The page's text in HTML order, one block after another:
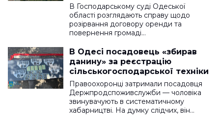
В Господарському суді Одеської
області розглядають справу щодо
розірвання договору оренди та
повернення громаді…
В Одесі посадовець «збирав
данину» за реєстрацію
сільськогосподарської техніки
Правоохоронці затримали посадовця
Держпродспоживслужби — чоловіка
звинувачують в систематичному
хабарництві. На думку слідчих, він…